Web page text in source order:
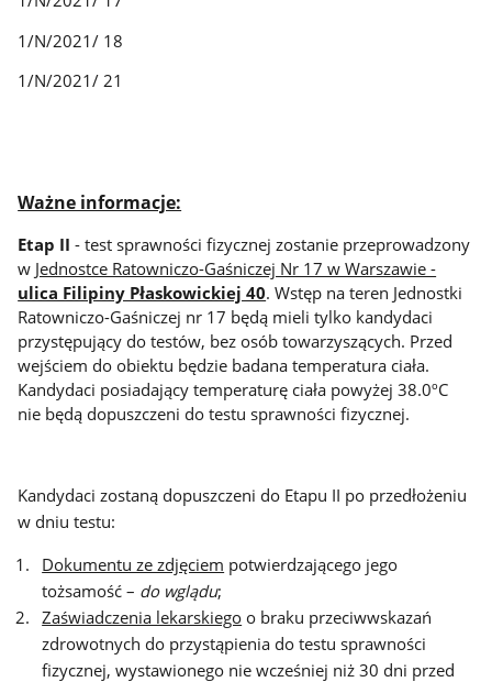
1/N/2021/ 18
1/N/2021/ 21
Ważne informacje:
Etap II- test sprawności fizycznej zostanie przeprowadzony
w Jednostce Ratowniczo-Gaśniczej Nr 17 w Warszawie -
ulica Filipiny Płaskowickiej 40. Wstęp na teren Jednostki
Ratowniczo-Gaśniczej nr 17 będą mieli tylko kandydaci
przystępujący do testów, bez osób towarzyszących. Przed
wejściem do obiektu będzie badana temperatura ciała.
Kandydaci posiadający temperaturę ciała powyżej 38.0ºC
nie będą dopuszczeni do testu sprawności fizycznej.
Kandydaci zostaną dopuszczeni do Etapu II po przedłożeniu
w dniu testu:
Dokumentu ze zdjęciem potwierdzającego jego
tożsamość – do wglądu;
Zaświadczenia lekarskiego o braku przeciwwskazań
zdrowotnych do przystąpienia do testu sprawności
fizycznej, wystawionego nie wcześniej niż 30 dni przed